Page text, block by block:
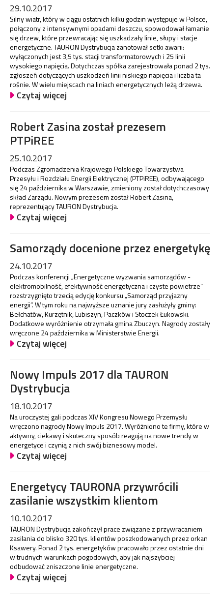
29.10.2017
Silny wiatr, który w ciągu ostatnich kilku godzin występuje w Polsce,
połączony z intensywnymi opadami deszczu, spowodował łamanie
się drzew, które przewracając się uszkadzały linie, słupy i stacje
energetyczne. TAURON Dystrybucja zanotował setki awarii:
wyłączonych jest 3,5 tys. stacji transformatorowych i 25 linii
wysokiego napięcia. Dotychczas spółka zarejestrowała ponad 2 tys.
zgłoszeń dotyczących uszkodzeń linii niskiego napięcia i liczba ta
rośnie. W wielu miejscach na liniach energetycznych leżą drzewa.
Czytaj więcej
Robert Zasina został prezesem
PTPiREE
25.10.2017
Podczas Zgromadzenia Krajowego Polskiego Towarzystwa
Przesyłu i Rozdziału Energii Elektrycznej (PTPiREE), odbywającego
się 24 października w Warszawie, zmieniony został dotychczasowy
skład Zarządu. Nowym prezesem został Robert Zasina,
reprezentujący TAURON Dystrybucja.
Czytaj więcej
Samorządy docenione przez energetykę
24.10.2017
Podczas konferencji „Energetyczne wyzwania samorządów -
elektromobilność, efektywność energetyczna i czyste powietrze”
rozstrzygnięto trzecią edycję konkursu „Samorząd przyjazny
energii”. W tym roku na najwyższe uznanie jury zasłużyły gminy:
Bełchatów, Kurzętnik, Lubiszyn, Paczków i Stoczek Łukowski.
Dodatkowe wyróżnienie otrzymała gmina Zbuczyn. Nagrody zostały
wręczone 24 października w Ministerstwie Energii.
Czytaj więcej
Nowy Impuls 2017 dla TAURON
Dystrybucja
18.10.2017
Na uroczystej gali podczas XIV Kongresu Nowego Przemysłu
wręczono nagrody Nowy Impuls 2017. Wyróżniono te firmy, które w
aktywny, ciekawy i skuteczny sposób reagują na nowe trendy w
energetyce i czynią z nich swój biznesowy model.
Czytaj więcej
Energetycy TAURONA przywrócili
zasilanie wszystkim klientom
10.10.2017
TAURON Dystrybucja zakończył prace związane z przywracaniem
zasilania do blisko 320 tys. klientów poszkodowanych przez orkan
Ksawery. Ponad 2 tys. energetyków pracowało przez ostatnie dni
w trudnych warunkach pogodowych, aby jak najszybciej
odbudować zniszczone linie energetyczne.
Czytaj więcej